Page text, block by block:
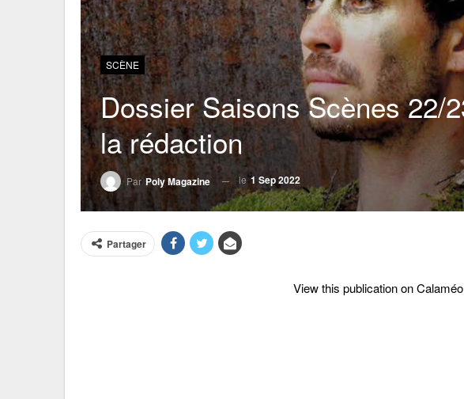
SCÈNE
Dossier Saisons Scènes 22/
la rédaction
Par Poly Magazine le1 Sep 2022
Partager
View this publication on Calaméo